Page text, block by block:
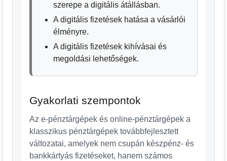
szerepe a digitális átállásban.
A digitális fizetések hatása a vásárlói
élményre.
A digitális fizetések kihívásai és
megoldási lehetőségek.
Gyakorlati szempontok
Az e-pénztárgépek és online-pénztárgépek a
klasszikus pénztárgépek továbbfejlesztett
változatai, amelyek nem csupán készpénz- és
bankkártyás fizetéseket, hanem számos